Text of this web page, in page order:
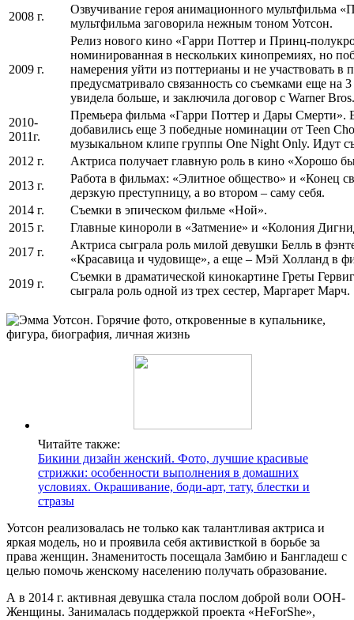
2008 г.
Озвучивание героя анимационного мультфильма
мультфильма заговорила нежным тоном Уотсон.
2009 г.
Релиз нового кино «Гарри Поттер и Принц-
номинированная в нескольких кинопремиях, но
намерения уйти из поттерианы и не участвовать в
предусматривало связанность со съемками еще
увидела больше, и заключила договор с Warner Bros.
2010-
2011г.
Премьера фильма «Гарри Поттер и Дары Смерти».
добавились еще 3 победные номинации от Teen
музыкальном клипе группы One Night Only. Идут
2012 г.
Актриса получает главную роль в кино «Хорошо
2013 г.
Работа в фильмах: «Элитное общество» и «Конец
дерзкую преступницу, а во втором – саму себя.
2014 г.
Съемки в эпическом фильме «Ной».
2015 г.
Главные кинороли в «Затмение» и «Колония
2017 г.
Актриса сыграла роль милой девушки Белль в
«Красавица и чудовище», а еще – Мэй Холланд в
2019 г.
Съемки в драматической кинокартине Греты
сыграла роль одной из трех сестер, Маргарет Марч.
Читайте также:
Бикини дизайн женский. Фото, лучшие красивые
стрижки: особенности выполнения в домашних
условиях. Окрашивание, боди-арт, тату, блестки и
стразы
Уотсон реализовалась не только как талантливая актриса и
яркая модель, но и проявила себя активисткой в борьбе за
права женщин. Знаменитость посещала Замбию и Бангладеш с
целью помочь женскому населению получать образование.
А в 2014 г. активная девушка стала послом доброй воли ООН-
Женщины. Занималась поддержкой проекта «HeForShe»,